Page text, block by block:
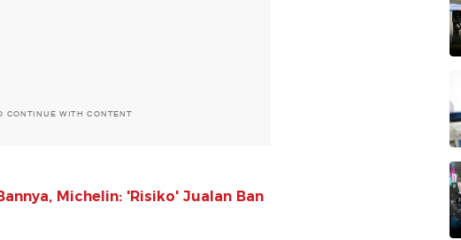
CONTINUE WITH CONTENT
Michelin: 'Risiko' Jualan Ban